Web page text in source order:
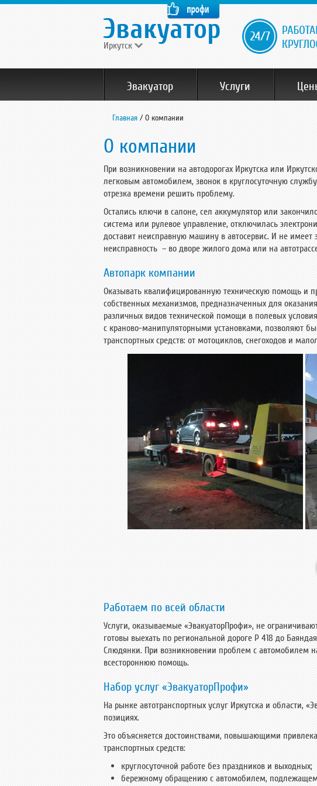
Иркутск
Эвакуатор Услуги
Главная /О компании
О компании
При возникновении на автодорогах Иркутска или
легковым автомобилем, звонок в круглосуточную
отрезка времени решить проблему.
Остались ключи в салоне, сел аккумулятор или
система или рулевое управление, отключилась
доставит неисправную машину в автосервис. И не
неисправность – во дворе жилого дома или на
Автопарк компании
Оказывать квалифицированную техническую помощь и
собственных механизмов, предназначенных для
различных видов технической помощи в полевых
с краново-манипуляторными установками, позволяют
транспортных средств: от мотоциклов, снегоходов и
Работаем по всей области
Услуги, оказываемые «ЭвакуаторПрофи», не
готовы выехать по региональной дороге Р 418 до
Слюдянки. При возникновении проблем с автомобилем
всестороннюю помощь.
Набор услуг «ЭвакуаторПрофи»
На рынке автотранспортных услуг Иркутска и области,
позициях.
Это объясняется достоинствами, повышающими
транспортных средств:
круглосуточной работе без праздников и выходных;
бережному обращению с автомобилем,